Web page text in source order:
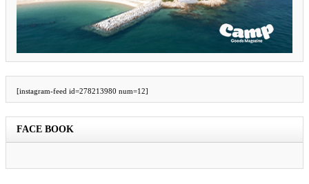
[instagram-feed id=278213980 num=12]
FACE BOOK